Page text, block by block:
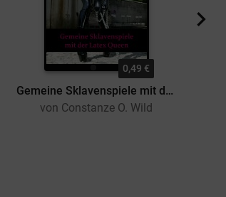
0,49 €
Gemeine Sklavenspiele mit der Latex-Queen
von Constanze O. Wild